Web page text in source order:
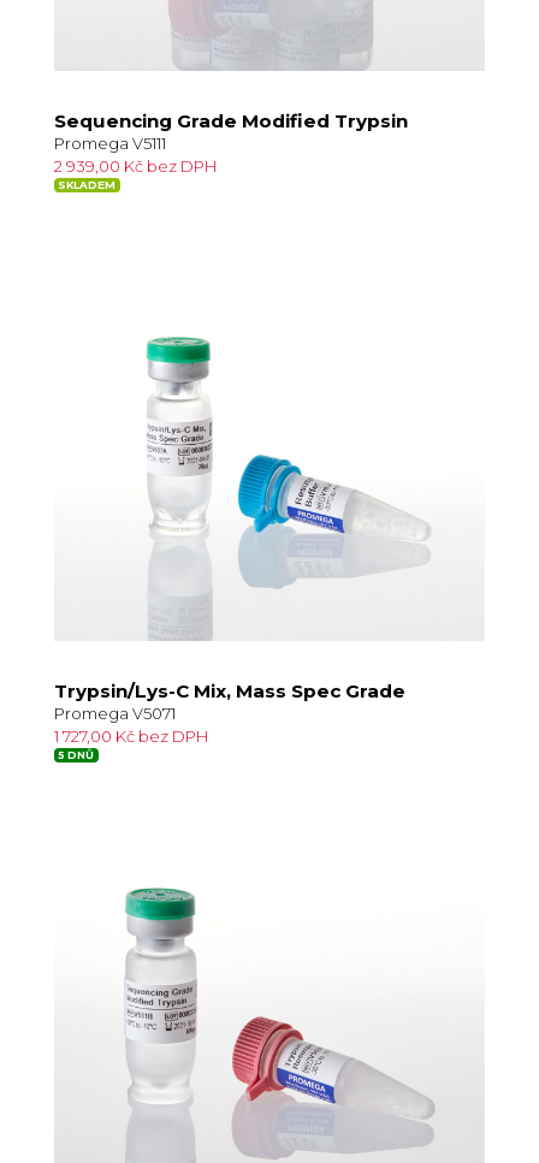
Sequencing Grade Modified Trypsin
Promega V5111
2 939,00 Kč bez DPH
SKLADEM
Trypsin/Lys-C Mix, Mass Spec Grade
Promega V5071
1 727,00 Kč bez DPH
5 DNŮ